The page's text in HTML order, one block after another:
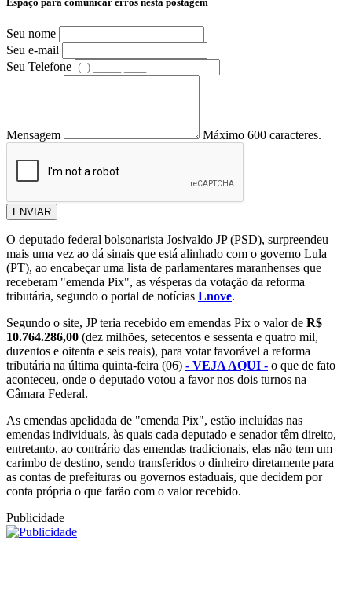
Seu nome
Seu e-mail
Seu Telefone
Mensagem Máximo 600 caracteres.
ENVIAR
O deputado federal bolsonarista Josivaldo JP (PSD), surpreendeu
mais uma vez ao dá sinais que está alinhado com o governo Lula
(PT), ao encabeçar uma lista de parlamentares maranhenses que
receberam "emenda Pix", as vésperas da votação da reforma
tributária, segundo o portal de notícias Lnove.
Segundo o site, JP teria recebido em emendas Pix o valor de R$
10.764.286,00 (dez milhões, setecentos e sessenta e quatro mil,
duzentos e oitenta e seis reais), para votar favorável a reforma
tributária na última quinta-feira (06) - VEJA AQUI - o que de fato
aconteceu, onde o deputado votou a favor nos dois turnos na
Câmara Federal.
As emendas apelidada de "emenda Pix", estão incluídas nas
emendas individuais, às quais cada deputado e senador têm direito,
entretanto, ao contrário das emendas tradicionais, elas não tem um
carimbo de destino, sendo transferidos o dinheiro diretamente para
as contas de prefeituras ou governos estaduais, que decidem por
conta própria o que farão com o valor recebido.
Publicidade